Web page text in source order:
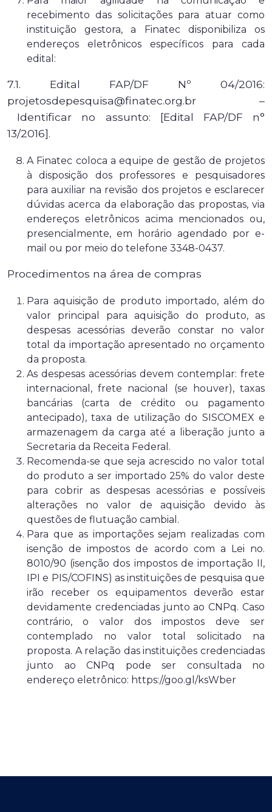
recebimento das solicitações para atuar como
instituição gestora, a Finatec disponibiliza os
endereços eletrônicos específicos para cada
edital:
7.1. Edital FAP/DF Nº 04/2016:
projetosdepesquisa@finatec.org.br –
Identificar no assunto: [Edital FAP/DF n°
13/2016].
A Finatec coloca a equipe de gestão de projetos
à disposição dos professores e pesquisadores
para auxiliar na revisão dos projetos e esclarecer
dúvidas acerca da elaboração das propostas, via
endereços eletrônicos acima mencionados ou,
presencialmente, em horário agendado por e-
mail ou por meio do telefone 3348-0437.
Procedimentos na área de compras
Para aquisição de produto importado, além do
valor principal para aquisição do produto, as
despesas acessórias deverão constar no valor
total da importação apresentado no orçamento
da proposta.
As despesas acessórias devem contemplar: frete
internacional, frete nacional (se houver), taxas
bancárias (carta de crédito ou pagamento
antecipado), taxa de utilização do SISCOMEX e
armazenagem da carga até a liberação junto a
Secretaria da Receita Federal.
Recomenda-se que seja acrescido no valor total
do produto a ser importado 25% do valor deste
para cobrir as despesas acessórias e possíveis
alterações no valor de aquisição devido às
questões de flutuação cambial.
Para que as importações sejam realizadas com
isenção de impostos de acordo com a Lei no.
8010/90 (isenção dos impostos de importação II,
IPI e PIS/COFINS) as instituições de pesquisa que
irão receber os equipamentos deverão estar
devidamente credenciadas junto ao CNPq. Caso
contrário, o valor dos impostos deve ser
contemplado no valor total solicitado na
proposta. A relação das instituições credenciadas
junto ao CNPq pode ser consultada no
endereço eletrônico: https://goo.gl/ksWber